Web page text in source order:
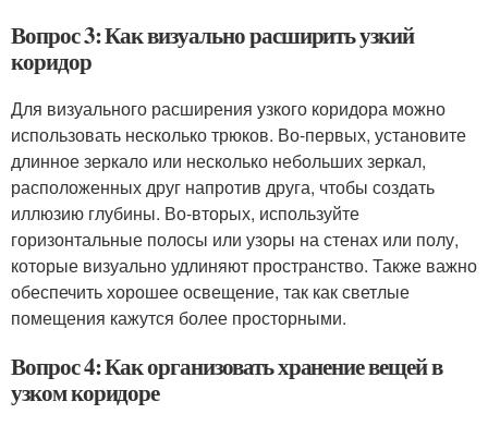
Вопрос 3: Как визуально расширить узкий
коридор
Для визуального расширения узкого коридора можно
использовать несколько трюков. Во-первых, установите
длинное зеркало или несколько небольших зеркал,
расположенных друг напротив друга, чтобы создать
иллюзию глубины. Во-вторых, используйте
горизонтальные полосы или узоры на стенах или полу,
которые визуально удлиняют пространство. Также важно
обеспечить хорошее освещение, так как светлые
помещения кажутся более просторными.
Вопрос 4: Как организовать хранение вещей в
узком коридоре